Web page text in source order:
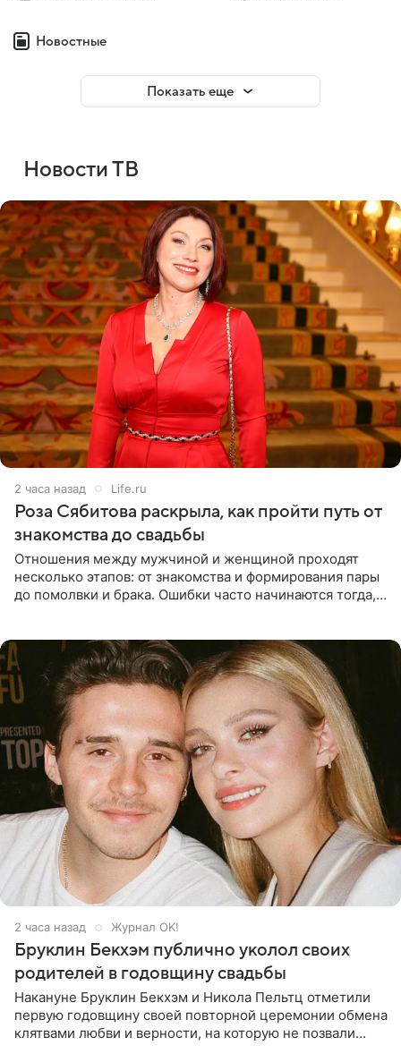
Новостные
Показать еще
Новости ТВ
2 часа назад Life.ru
Роза Сябитова раскрыла, как пройти путь от
знакомства до свадьбы
Отношения между мужчиной и женщиной проходят
несколько этапов: от знакомства и формирования пары
до помолвки и брака. Ошибки часто начинаются тогда,
2 часа назад Журнал OK!
Бруклин Бекхэм публично уколол своих
родителей в годовщину свадьбы
Накануне Бруклин Бекхэм и Никола Пельтц отметили
первую годовщину своей повторной церемонии обмена
клятвами любви и верности, на которую не позвали